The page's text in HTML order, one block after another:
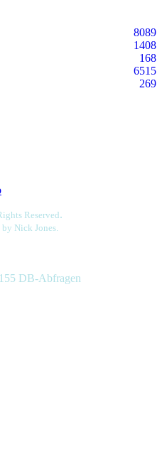
8089
1408
168
6515
269
Reserved.
by Nick Jones.
DB-Abfragen